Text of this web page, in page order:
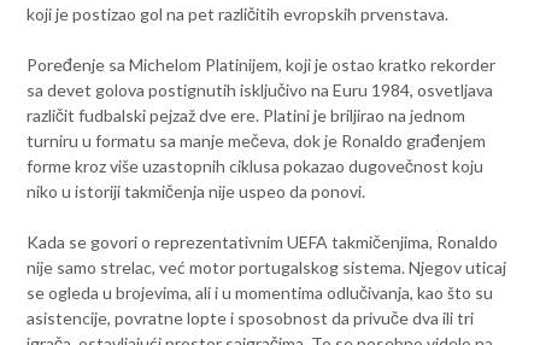
koji je postizao gol na pet različitih evropskih prvenstava.
Poređenje sa Michelom Platinijem, koji je ostao kratko rekorder
sa devet golova postignutih isključivo na Euru 1984, osvetljava
različit fudbalski pejzaž dve ere. Platini je briljirao na jednom
turniru u formatu sa manje mečeva, dok je Ronaldo građenjem
forme kroz više uzastopnih ciklusa pokazao dugovečnost koju
niko u istoriji takmičenja nije uspeo da ponovi.
Kada se govori o reprezentativnim UEFA takmičenjima, Ronaldo
nije samo strelac, već motor portugalskog sistema. Njegov uticaj
se ogleda u brojevima, ali i u momentima odlučivanja, kao što su
asistencije, povratne lopte i sposobnost da privuče dva ili tri